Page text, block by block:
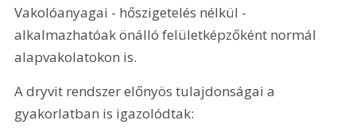
Vakolóanyagai - hőszigetelés nélkül -
alkalmazhatóak önálló felületképzőként normál
alapvakolatokon is.
A dryvit rendszer előnyös tulajdonságai a
gyakorlatban is igazolódtak: